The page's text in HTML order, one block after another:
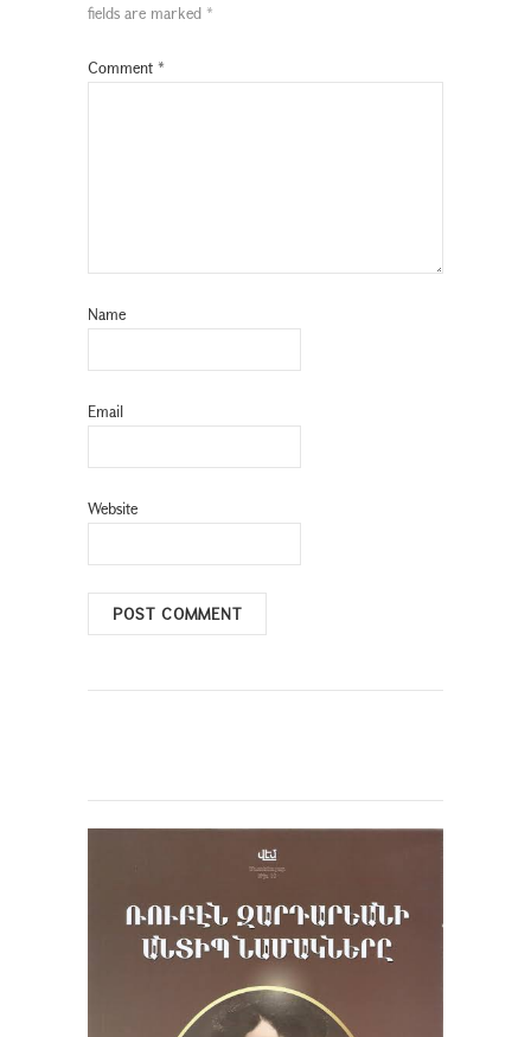
fields are marked *
Comment *
Name
Email
Website